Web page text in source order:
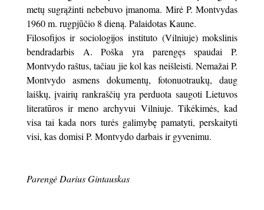
metų sugrąžinti nebebuvo įmanoma. Mirė P. Montvydas
1960 m. rugpjūčio 8 dieną. Palaidotas Kaune.
Filosofijos ir sociologijos instituto (Vilniuje) mokslinis
bendradarbis A. Poška yra parengęs spaudai P.
Montvydo raštus, tačiau jie kol kas neišleisti. Nemažai P.
Montvydo asmens dokumentų, fotonuotraukų, daug
laiškų, įvairių rankraščių yra perduota saugoti Lietuvos
literatūros ir meno archyvui Vilniuje. Tikėkimės, kad
visa tai kada nors turės galimybę pamatyti, perskaityti
visi, kas domisi P. Montvydo darbais ir gyvenimu.
Parengė Darius Gintauskas